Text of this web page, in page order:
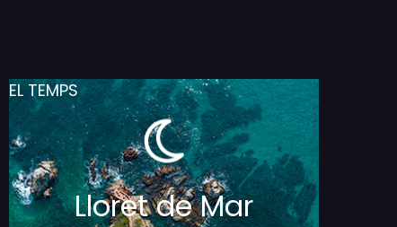
EL TEMPS
Lloret de Mar